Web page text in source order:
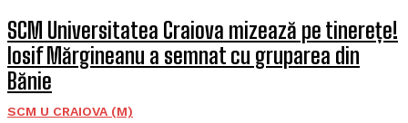
SCM Universitatea Craiova mizează pe tinerețe!
Iosif Mărgineanu a semnat cu gruparea din
Bănie
SCM U CRAIOVA (M)